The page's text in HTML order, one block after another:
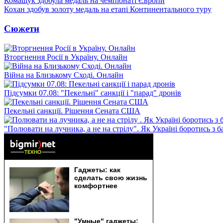
Кохан здобув золоту медаль на етапі Континентального туру
Сюжети
Вторгнення Росії в Україну. Онлайн
Війна на Близькому Сході. Онлайн
Підсумки 07.08: "Пекельні" санкції і "парад" дронів
Пекельні санкції. Рішення Сената США
"Полювати на лучника, а не на стрілу". Як Україні боротись з